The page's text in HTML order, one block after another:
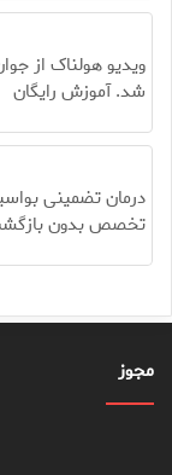
ویدیو هولناک از
شد. آموزش رایگان
درمان تضمینی
تخصص بدون
مجوز